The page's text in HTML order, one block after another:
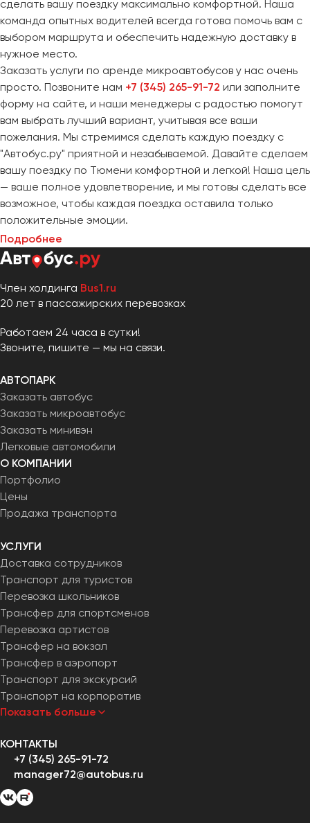
сделать вашу поездку максимально комфортной. Наша
команда опытных водителей всегда готова помочь вам с
выбором маршрута и обеспечить надежную доставку в
нужное место.
Заказать услуги по аренде микроавтобусов у нас очень
просто. Позвоните нам +7 (345) 265-91-72 или заполните
форму на сайте, и наши менеджеры с радостью помогут
вам выбрать лучший вариант, учитывая все ваши
пожелания. Мы стремимся сделать каждую поездку с
"Автобус.ру" приятной и незабываемой. Давайте сделаем
вашу поездку по Тюмени комфортной и легкой! Наша цель
— ваше полное удовлетворение, и мы готовы сделать все
возможное, чтобы каждая поездка оставила только
положительные эмоции.
Подробнее
Член холдинга Bus1.ru
20 лет в пассажирских перевозках
Работаем 24 часа в сутки!
Звоните, пишите — мы на связи.
АВТОПАРК
Заказать автобус
Заказать микроавтобус
Заказать минивэн
Легковые автомобили
О КОМПАНИИ
Портфолио
Цены
Продажа транспорта
УСЛУГИ
Доставка сотрудников
Транспорт для туристов
Перевозка школьников
Трансфер для спортсменов
Перевозка артистов
Трансфер на вокзал
Трансфер в аэропорт
Транспорт для экскурсий
Транспорт на корпоратив
Показать больше
КОНТАКТЫ
+7 (345) 265-91-72
manager72@autobus.ru